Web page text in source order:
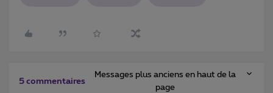
5 commentaires
Messages plus anciens en haut de la
page